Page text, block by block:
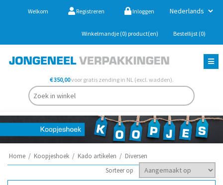
Welkom Registreren Inloggen
Winkelmandje (0) product(en) Bestellijst (0)
€ 350,00voor gratis zending in NL (excl. wadden).
Home / Koopjeshoek / Kado artikelen / Diversen
Sorteer op